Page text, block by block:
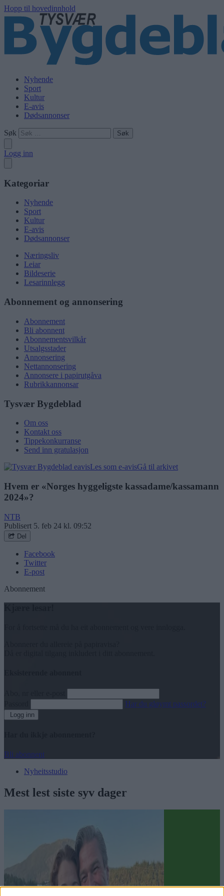
Hopp til hovedinnhold
Nyhende
Sport
Kultur
E-avis
Dødsannonser
Søk
Logg inn
Kategoriar
Nyhende
Sport
Kultur
E-avis
Dødsannonser
Næringsliv
Leiar
Bildeserie
Lesarinnlegg
Abonnement og annonsering
Abonnement
Bli abonnent
Abonnementsvilkår
Utsalgsstader
Annonsering
Nettannonsering
Annonsere i papirutgåva
Rubrikkannonsar
Tysvær Bygdeblad
Om oss
Kontakt oss
Tippekonkurranse
Send inn gratulasjon
Les som e-avisGå til arkivet
Hvem er «Norges hyggeligste kassadame/kassamann
2024»?
NTB
Publisert 5. feb 24 kl. 09:52
Del
Facebook
Twitter
E-post
Abonnement
Har du gløymt passordet?
Logg inn
Bli abonnent
Nyheitsstudio
Mest lest siste syv dager